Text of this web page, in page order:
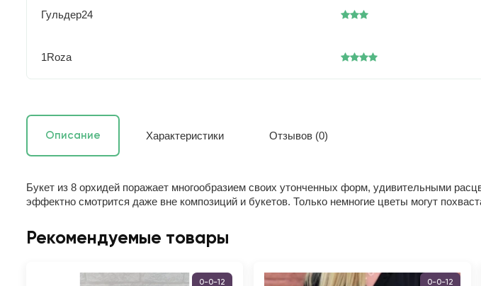
Гульдер24
1Roza
Описание Характеристики Отзывов (0)
Букет из 8 орхидей поражает многообразием своих утонченных форм, удивительными
эффектно смотрится даже вне композиций и букетов. Только немногие цветы могут
Рекомендуемые товары
0-0-12 0-0-12